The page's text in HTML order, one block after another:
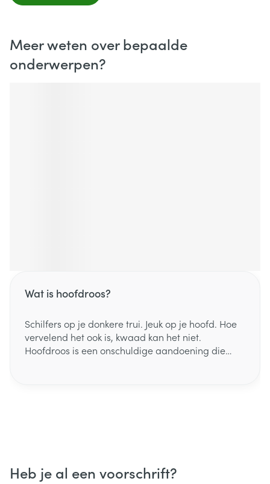
Meer weten over bepaalde
onderwerpen?
Wat is hoofdroos?
Schilfers op je donkere trui. Jeuk op je hoofd. Hoe
vervelend het ook is, kwaad kan het niet.
Hoofdroos is een onschuldige aandoening die
Heb je al een voorschrift?